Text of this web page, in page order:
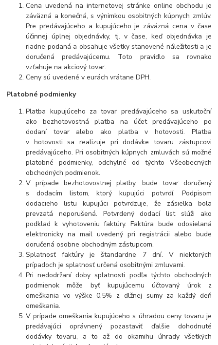
Cena uvedená na internetovej stránke online obchodu je
záväzná a konečná, s výnimkou osobitných kúpnych zmlúv.
Pre predávajúceho a kupujúceho je záväzná cena v čase
účinnej úplnej objednávky, tj. v čase, keď objednávka je
riadne podaná a obsahuje všetky stanovené náležitosti a je
doručená predávajúcemu. Toto pravidlo sa rovnako
vzťahuje na akciový tovar.
Ceny sú uvedené v eurách vrátane DPH.
Platobné podmienky
Platba kupujúceho za tovar predávajúceho sa uskutoční
ako bezhotovostná platba na účet predávajúceho po
dodaní tovar alebo ako platba v hotovosti. Platba
v hotovosti sa realizuje pri dodávke tovaru zástupcovi
predávajúceho. Pri osobitných kúpnych zmluvách sú možné
platobné podmienky, odchylné od týchto Všeobecných
obchodných podmienok.
V prípade bezhotovostnej platby, bude tovar doručený
s dodacím listom, ktorý kupujúci potvrdí. Podpisom
dodacieho listu kupujúci potvrdzuje, že zásielka bola
prevzatá neporušená. Potvrdený dodací list slúži ako
podklad k vyhotoveniu faktúry. Faktúra bude odosielaná
elektronicky na mail uvedený pri registrácii alebo bude
doručená osobne obchodným zástupcom.
Splatnosť faktúry je štandardne 7 dní. V niektorých
prípadoch je splatnosť určená osobitnými zmluvami.
Pri nedodržaní doby splatnosti podľa týchto obchodných
podmienok môže byť kupujúcemu účtovaný úrok z
omeškania vo výške 0,5% z dlžnej sumy za každý deň
omeškania.
V prípade omeškania kupujúceho s úhradou ceny tovaru je
predávajúci oprávnený pozastaviť ďalšie dohodnuté
dodávky tovaru, a to až do okamihu úhrady všetkých